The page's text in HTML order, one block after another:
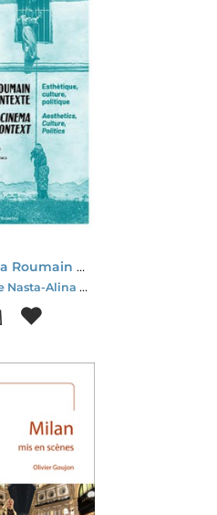
Le Cinema Roumain En Contexte / Romanian Cinema In Context : Esthetique, Culture, Politique / Aesthetics, Culture, Politics
Dominique Nasta-Alina Popescu-Mircea Valeriu Deaca-Collectif